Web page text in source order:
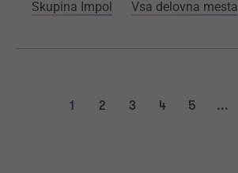
Skupina Impol Vsa delovna mesta
1 2 3 4 5 ...